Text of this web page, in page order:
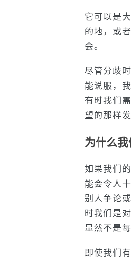
它可以是
的地，或
会。
尽管分歧
能说服，
有时我们
望的那样发
为什么我
如果我们
能会令人
别人争论
时我们是
显然不是
即使我们